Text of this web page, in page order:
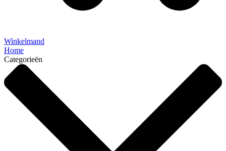
Winkelmand
Home
Categorieën